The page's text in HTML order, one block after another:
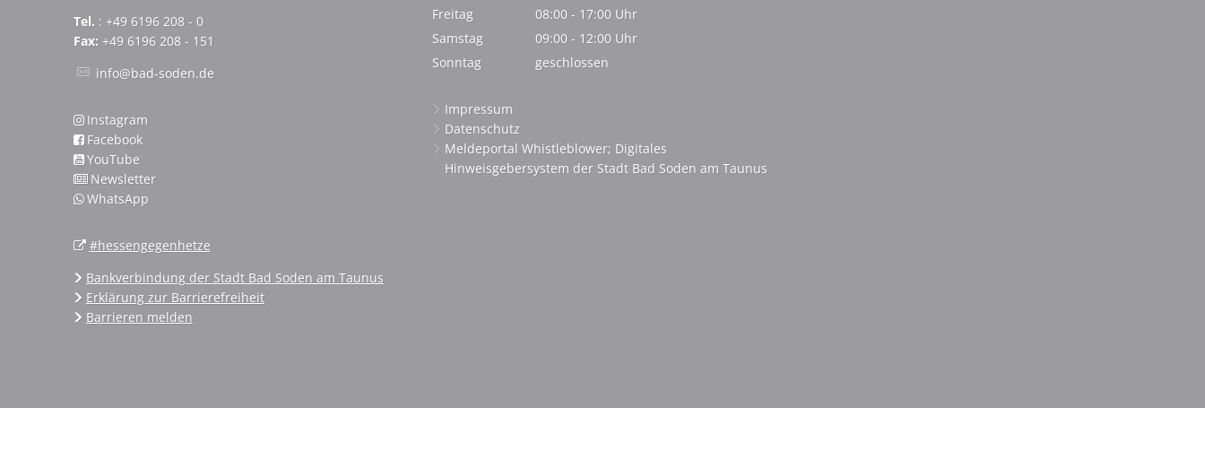
Tel. : +49 6196 208 - 0
Fax: +49 6196 208 - 151
info@bad-soden.de
Instagram
Facebook
YouTube
Newsletter
WhatsApp
#hessengegenhetze
Bankverbindung der Stadt Bad Soden am Taunus
Erklärung zur Barrierefreiheit
Barrieren melden
Von 08:00 bis 19:00 Uhr
Freitag 08:00 - 17:00 Uhr
Von 08:00 bis 17:00 Uhr
Samstag 09:00 - 12:00 Uhr
Von 09:00 bis 12:00 Uhr
Sonntag geschlossen
Impressum
Datenschutz
Meldeportal Whistleblower; Digitales
Hinweisgebersystem der Stadt Bad Soden am Taunus